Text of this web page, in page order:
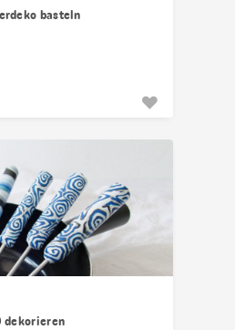
basteln
dekorieren